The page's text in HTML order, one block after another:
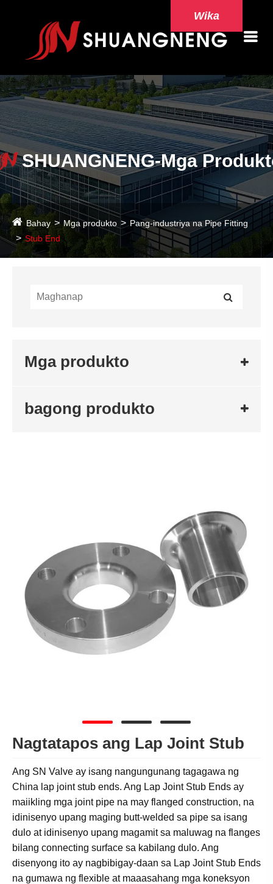
Wika
SHUANGNENG-Mga
Bahay Mga produkto
Pang-industriya na Pipe Fitting
Stub End
Mga produkto
bagong produkto
Nagtatapos ang Lap Joint Stub
Ang SN Valve ay isang nangungunang tagagawa ng
China lap joint stub ends. Ang Lap Joint Stub Ends ay
maiikling mga joint pipe na may flanged construction, na
idinisenyo upang maging butt-welded sa pipe sa isang
dulo at idinisenyo upang magamit sa maluwag na flanges
bilang connecting surface sa kabilang dulo. Ang
disenyong ito ay nagbibigay-daan sa Lap Joint Stub Ends
na gumawa ng flexible at maaasahang mga koneksyon